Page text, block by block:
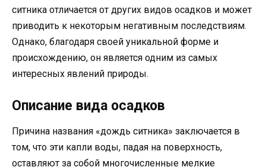
ситника отличается от других видов осадков и может
приводить к некоторым негативным последствиям.
Однако, благодаря своей уникальной форме и
происхождению, он является одним из самых
интересных явлений природы.
Описание вида осадков
Причина названия «дождь ситника» заключается в
том, что эти капли воды, падая на поверхность,
оставляют за собой многочисленные мелкие